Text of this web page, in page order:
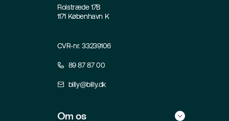
Fiolstræde 17B
1171 København K
CVR-nr. 33239106
89 87 87 00
billy@billy.dk
Om os